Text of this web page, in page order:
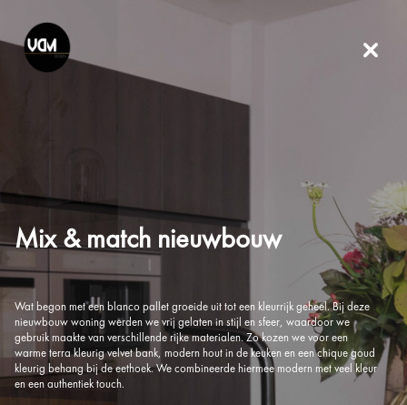
Mix & match nieuwbouw
Wat begon met een blanco pallet groeide uit tot een kleurrijk geheel. Bij deze
nieuwbouw woning werden we vrij gelaten in stijl en sfeer, waardoor we
gebruik maakte van verschillende rijke materialen. Zo kozen we voor een
warme terra kleurig velvet bank, modern hout in de keuken en een chique goud
kleurig behang bij de eethoek. We combineerde hiermee modern met veel kleur
en een authentiek touch.